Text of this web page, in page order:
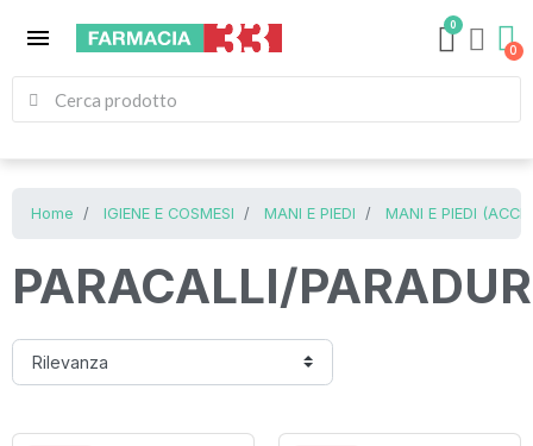
menu 0
Home IGIENE E COSMESI MANI E PIEDI MANI E PIEDI
PARACALLI/